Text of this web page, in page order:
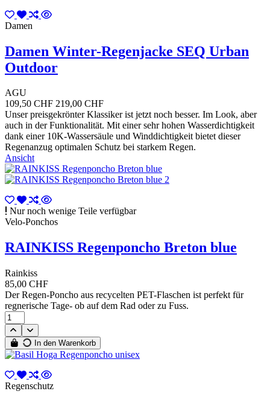
Damen
Damen Winter-Regenjacke SEQ Urban
Outdoor
AGU
109,50 CHF 219,00 CHF
Unser preisgekrönter Klassiker ist jetzt noch besser. Im Look, aber
auch in der Funktionalität. Mit einer sehr hohen Wasserdichtigkeit
dank einer 10K-Wassersäule und Winddichtigkeit bietet dieser
Regenanzug optimalen Schutz bei starkem Regen.
Ansicht
Nur noch wenige Teile verfügbar
Velo-Ponchos
RAINKISS Regenponcho Breton blue
Rainkiss
85,00 CHF
Der Regen-Poncho aus recycelten PET-Flaschen ist perfekt für
regnerische Tage- ob auf dem Rad oder zu Fuss.
In den Warenkorb
Regenschutz